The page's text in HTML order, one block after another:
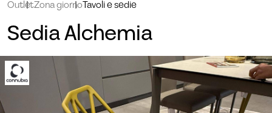
OutletZona giornoTavoli e sedie
Sedia Alchemia